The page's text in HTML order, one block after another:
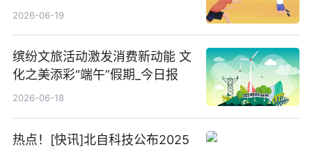
2026-06-19
缤纷文旅活动激发消费新动能 文
化之美添彩“端午”假期_今日报
2026-06-18
热点！[快讯]北自科技公布2025